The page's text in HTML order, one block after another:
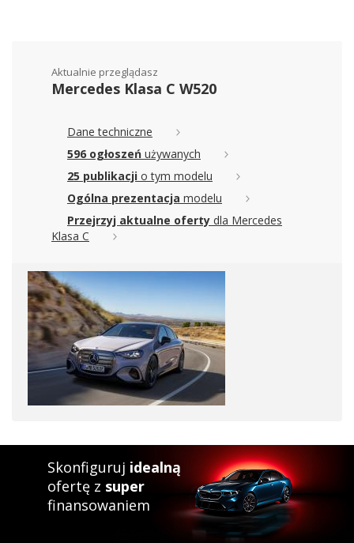
Aktualnie przeglądasz
Mercedes Klasa C W520
Dane techniczne
596 ogłoszeń używanych
25 publikacji o tym modelu
Ogólna prezentacja modelu
Przejrzyj aktualne oferty dla Mercedes
Klasa C
Skonfiguruj idealną
ofertę z super
finansowaniem